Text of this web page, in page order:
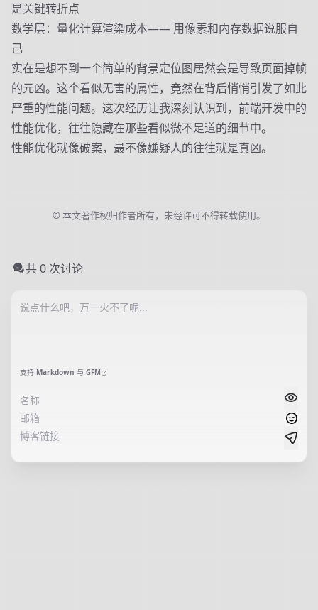
是关键转折点
数学层：量化计算渲染成本—— 用像素和内存数据说服自
己
实在是想不到一个简单的背景定位图居然会是导致页面掉帧
的元凶。这个看似无害的属性，竟然在背后悄悄引发了如此
严重的性能问题。这次经历让我深刻认识到，前端开发中的
性能优化，往往隐藏在那些看似微不足道的细节中。
性能优化就像破案，最不像嫌疑人的往往就是真凶。
© 本文著作权归作者所有，未经许可不得转载使用。
共 0 次讨论
支持 Markdown 与 GFM